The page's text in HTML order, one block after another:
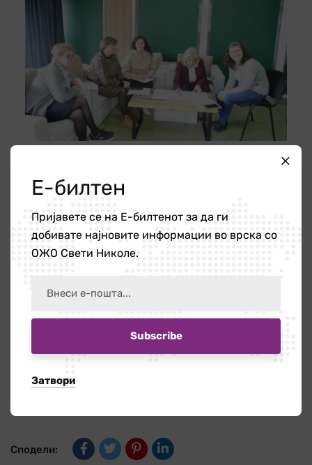
Сподели:
Е-билтен
Пријавете се на Е-билтенот за да ги
добивате најновите информации во врска со
ОЖО Свети Николе.
Затвори